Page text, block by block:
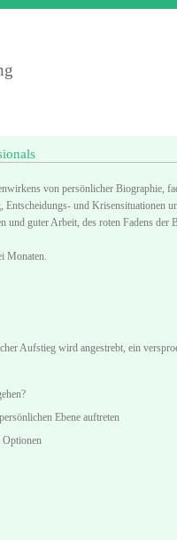
von persönlicher Biographie,
und Krisensituationen
guter Arbeit, des roten Fadens der
Monaten.
Aufstieg wird angestrebt, ein
Ebene auftreten
Optionen